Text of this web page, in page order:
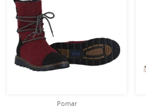
Pomar